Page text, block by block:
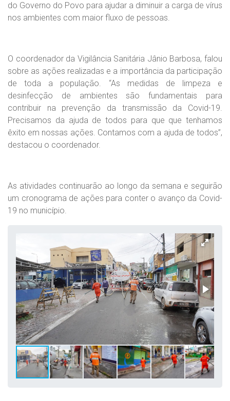
do Governo do Povo para ajudar a diminuir a carga de vírus
nos ambientes com maior fluxo de pessoas.
O coordenador da Vigilância Sanitária Jânio Barbosa, falou
sobre as ações realizadas e a importância da participação
de toda a população. “As medidas de limpeza e
desinfecção de ambientes são fundamentais para
contribuir na prevenção da transmissão da Covid-19.
Precisamos da ajuda de todos para que que tenhamos
êxito em nossas ações. Contamos com a ajuda de todos”,
destacou o coordenador.
As atividades continuarão ao longo da semana e seguirão
um cronograma de ações para conter o avanço da Covid-
19 no município.